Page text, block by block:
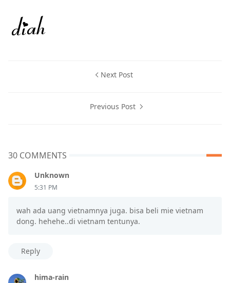
Next Post
Previous Post
30 COMMENTS
Unknown
5:31 PM
wah ada uang vietnamnya juga. bisa beli mie vietnam
dong. hehehe..di vietnam tentunya.
Reply
hima-rain